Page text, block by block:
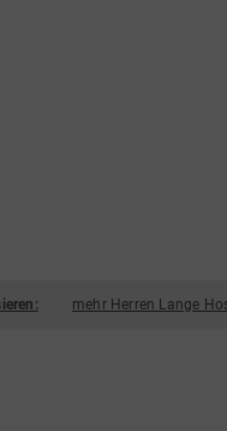
mehr Herren Lange